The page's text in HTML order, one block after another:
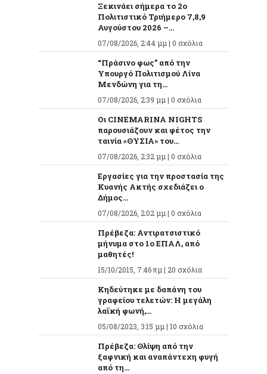
Ξεκινάει σήμερα το 2ο
Πολιτιστικό Τριήμερο 7,8,9
Αυγούστου 2026 –...
07/08/2026, 2:44 μμ | 0 σχόλια
“Πράσινο φως” από την
Υπουργό Πολιτισμού Λίνα
Μενδώνη για τη...
07/08/2026, 2:39 μμ | 0 σχόλια
Οι CINEMARINA NIGHTS
παρουσιάζουν και φέτος την
ταινία «ΘΥΣΙΑ» του...
07/08/2026, 2:32 μμ | 0 σχόλια
Εργασίες για την προστασία της
Κυανής Ακτής σχεδιάζει ο
Δήμος...
07/08/2026, 2:02 μμ | 0 σχόλια
Πρέβεζα: Αντιρατσιστικό
μήνυμα στο 1ο ΕΠΑΛ, από
μαθητές!
15/10/2015, 7:46 πμ | 20 σχόλια
Κηδεύτηκε με δαπάνη του
γραφείου τελετών: Η μεγάλη
λαϊκή φωνή,...
05/08/2023, 3:15 μμ | 10 σχόλια
Πρέβεζα: Θλίψη από την
ξαφνική και αναπάντεχη φυγή
από τη...